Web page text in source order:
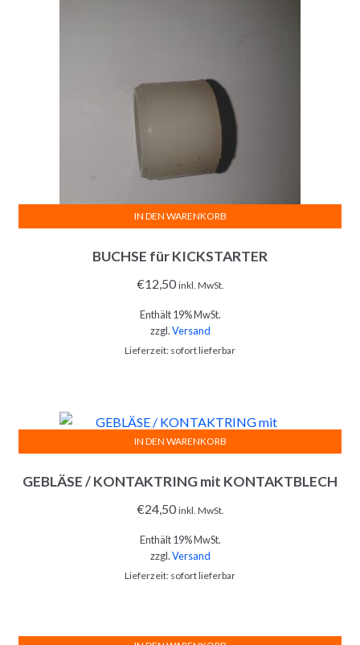
BUCHSE für KICKSTARTER
€12,50 inkl. MwSt.
Enthält 19% MwSt.
zzgl.Versand
Lieferzeit: sofort lieferbar
IN DEN WARENKORB
GEBLÄSE / KONTAKTRING mit KONTAKTBLECH
€24,50 inkl. MwSt.
Enthält 19% MwSt.
zzgl.Versand
Lieferzeit: sofort lieferbar
IN DEN WARENKORB